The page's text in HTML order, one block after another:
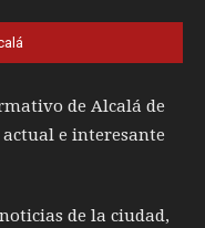
de Alcalá de
e interesante
de la ciudad,